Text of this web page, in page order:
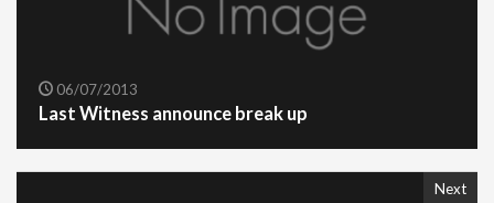
06/07/2013
Last Witness announce break up
Next